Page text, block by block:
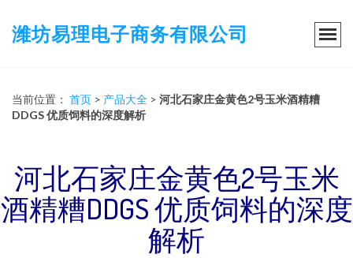
潍坊易理电子商务有限公司
当前位置： 首页 > 产品大全 > 河北石家庄金黄色2号玉米酒精糟
DDGS 优质饲料的深度解析
河北石家庄金黄色2号玉米
酒精糟DDGS 优质饲料的深度
解析